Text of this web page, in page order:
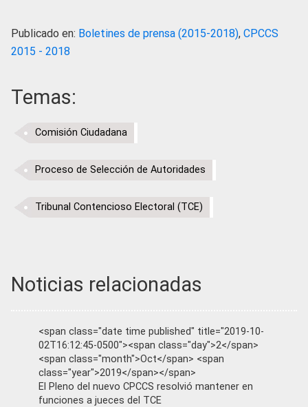
Publicado en: Boletines de prensa (2015-2018), CPCCS
2015 - 2018
Temas:
Comisión Ciudadana
Proceso de Selección de Autoridades
Tribunal Contencioso Electoral (TCE)
Noticias relacionadas
<span class="date time published" title="2019-10-
02T16:12:45-0500"><span class="day">2</span>
<span class="month">Oct</span> <span
class="year">2019</span></span>
El Pleno del nuevo CPCCS resolvió mantener en
funciones a jueces del TCE